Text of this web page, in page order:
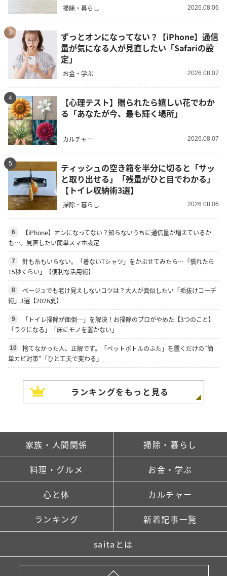
掃除・暮らし 2026.08.06
3
ずっとオンになってない？【iPhone】通信
量が気になる人が見直したい「Safariの設
定」
お金・学ぶ 2026.08.07
4
【心理テスト】贈られたら嬉しい花でわか
る「あなたが今、最も輝く場所」
カルチャー 2026.08.07
5
ティッシュの空き箱を半分に切ると「サッ
と取り出せる」「残量がひと目でわかる」
【トイレ収納術3選】
掃除・暮らし 2026.08.06
6
【iPhone】オンになってない？知らないうちに通信量が増えているか
も…。見直したい簡単スマホ設定
7
針も糸もいらない。「着ないTシャツ」をかぶせてみたら…「慣れたら
15秒くらい」【便利な活用術】
8
ベージュでも老け見えしないコツは？大人が真似したい「垢抜けコーデ
術」3選【2026夏】
9
「トイレ掃除が面倒…」を解決！お掃除のプロがやめた【3つのこと】
「ラクになる」「床にモノを置かない」
10
捨てなかった人、正解です。「ペットボトルのふた」を置くだけの"簡
単カビ対策"「ひと工夫で変わる」
ランキングをもっと見る
家族・人間関係 掃除・暮らし
料理・グルメ お金・学ぶ
心と体 カルチャー
ランキング 新着記事一覧
saitaとは